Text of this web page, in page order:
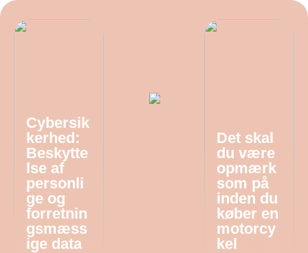
Cybersik
kerhed:
Beskytte
lse af
personli
ge og
forretnin
gsmæss
ige data
Det skal
du være
opmærk
som på
inden du
køber en
motorcy
kel